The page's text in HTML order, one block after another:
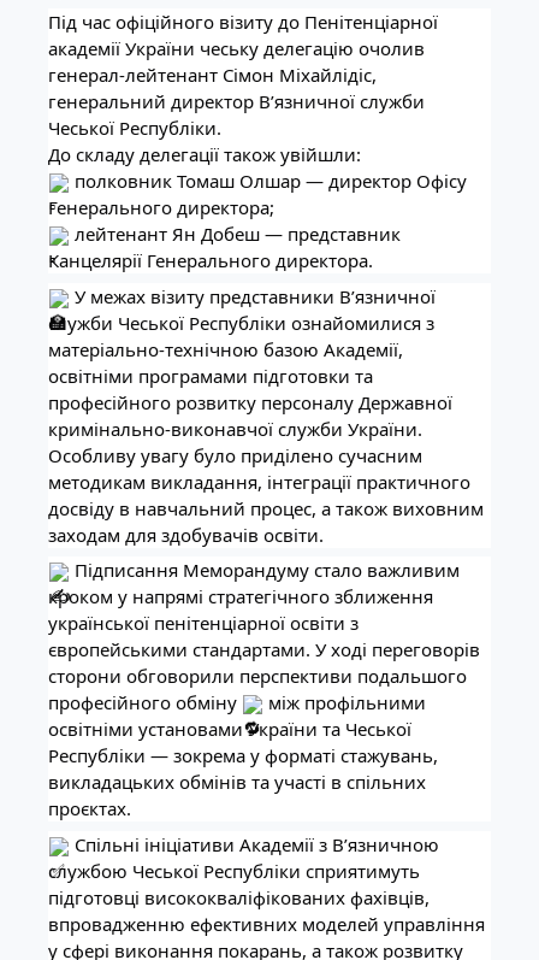
Під час офіційного візиту до Пенітенціарної
академії України чеську делегацію очолив
генерал-лейтенант Сімон Міхайлідіс,
генеральний директор В’язничної служби
Чеської Республіки.
До складу делегації також увійшли:
полковник Томаш Олшар — директор Офісу
Генерального директора;
лейтенант Ян Добеш — представник
Канцелярії Генерального директора.
У межах візиту представники В’язничної
служби Чеської Республіки ознайомилися з
матеріально-технічною базою Академії,
освітніми програмами підготовки та
професійного розвитку персоналу Державної
кримінально-виконавчої служби України.
Особливу увагу було приділено сучасним
методикам викладання, інтеграції практичного
досвіду в навчальний процес, а також виховним
заходам для здобувачів освіти.
Підписання Меморандуму стало важливим
кроком у напрямі стратегічного зближення
української пенітенціарної освіти з
європейськими стандартами. У ході переговорів
сторони обговорили перспективи подальшого
професійного обміну
між профільними
освітніми установами України та Чеської
Республіки — зокрема у форматі стажувань,
викладацьких обмінів та участі в спільних
проєктах.
Спільні ініціативи Академії з В’язничною
службою Чеської Республіки сприятимуть
підготовці висококваліфікованих фахівців,
впровадженню ефективних моделей управління
у сфері виконання покарань, а також розвитку